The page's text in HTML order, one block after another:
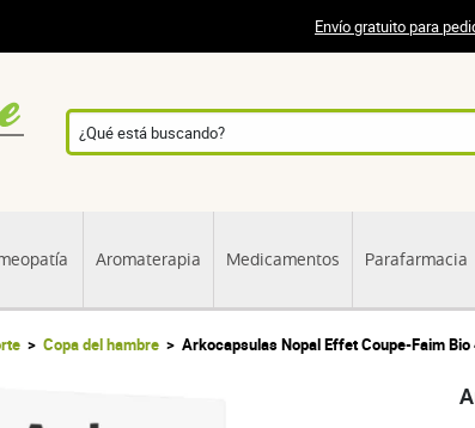
Envío gratuito para
Aromaterapia Medicamentos Parafarmacia
Copa del hambre Arkocapsulas Nopal Effet Coupe-Faim